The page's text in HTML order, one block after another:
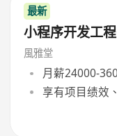
最新
小程序开发工
風雅堂
月薪24000-
享有项目绩效